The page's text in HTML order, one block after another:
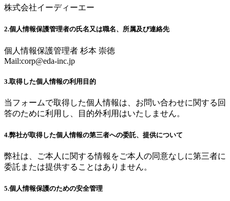
株式会社イーディーエー
2.個人情報保護管理者の氏名又は職名、所属及び連絡先
個人情報保護管理者 杉本 崇徳
Mail:corp@eda-inc.jp
3.取得した個人情報の利用目的
当フォームで取得した個人情報は、お問い合わせに関する回
答のために利用し、目的外利用はいたしません。
4.弊社が取得した個人情報の第三者への委託、提供について
弊社は、ご本人に関する情報をご本人の同意なしに第三者に
委託または提供することはありません。
5.個人情報保護のための安全管理